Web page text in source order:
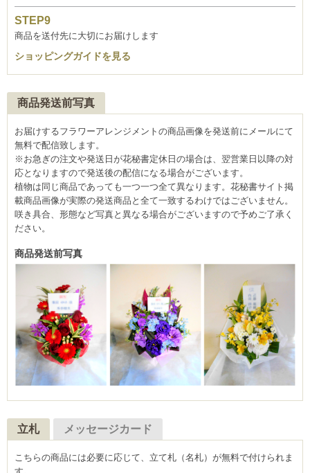
商品を送付先に大切にお届けします
ショッピングガイドを見る
商品発送前写真
お届けするフラワーアレンジメントの商品画像を発送前にメールにて
無料で配信致します。
※お急ぎの注文や発送日が花秘書定休日の場合は、翌営業日以降の対
応となりますので発送後の配信になる場合がございます。
植物は同じ商品であっても一つ一つ全て異なります。花秘書サイト掲
載商品画像が実際の発送商品と全て一致するわけではございません。
咲き具合、形態など写真と異なる場合がございますので予めご了承く
ださい。
商品発送前写真
立札 メッセージカード
こちらの商品には必要に応じて、立て札（名札）が無料で付けられま